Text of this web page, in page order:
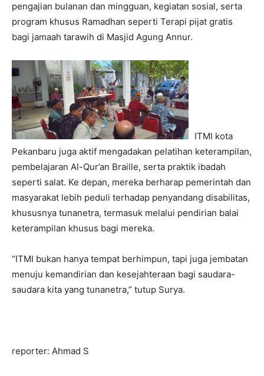
pengajian bulanan dan mingguan, kegiatan sosial, serta
program khusus Ramadhan seperti Terapi pijat gratis
bagi jamaah tarawih di Masjid Agung Annur.
ITMI kota
Pekanbaru juga aktif mengadakan pelatihan keterampilan,
pembelajaran Al-Qur’an Braille, serta praktik ibadah
seperti salat. Ke depan, mereka berharap pemerintah dan
masyarakat lebih peduli terhadap penyandang disabilitas,
khususnya tunanetra, termasuk melalui pendirian balai
keterampilan khusus bagi mereka.
“ITMI bukan hanya tempat berhimpun, tapi juga jembatan
menuju kemandirian dan kesejahteraan bagi saudara-
saudara kita yang tunanetra,” tutup Surya.
reporter: Ahmad S